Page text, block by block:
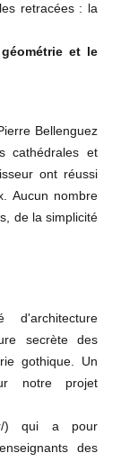
retracées : la
et le
Bellenguez
cathédrales et
ont réussi
Aucun nombre
de la simplicité
d'architecture
secrète des
gothique. Un
notre projet
fr/) qui a pour
des